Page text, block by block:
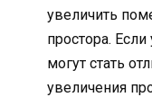
увеличить
простора.
могут стать
увеличения